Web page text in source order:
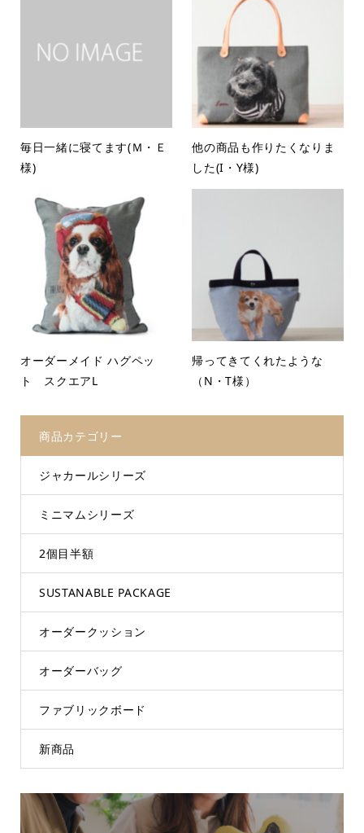
毎日一緒に寝てます(Ｍ・Ｅ
様)
他の商品も作りたくなりま
した(I・Y様)
オーダーメイド ハグペッ
ト スクエアL
帰ってきてくれたような
（N・T様）
商品カテゴリー
ジャカールシリーズ
ミニマムシリーズ
2個目半額
SUSTANABLE PACKAGE
オーダークッション
オーダーバッグ
ファブリックボード
新商品